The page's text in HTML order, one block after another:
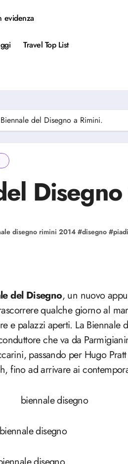
evidenza
Travel Top List
Biennale del Disegno a Rimini.
disegno rimini 2014 #disegno #
del Disegno, un nuovo
qualche giorno al
e palazzi aperti. La Biennale
che va da
passando per Hugo
fino ad arrivare ai